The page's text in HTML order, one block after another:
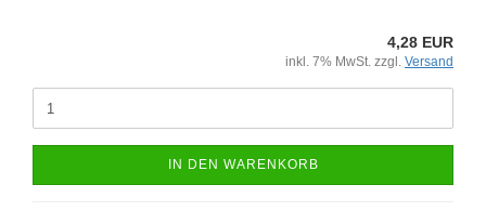
4,28 EUR
inkl. 7% MwSt. zzgl. Versand
IN DEN WARENKORB